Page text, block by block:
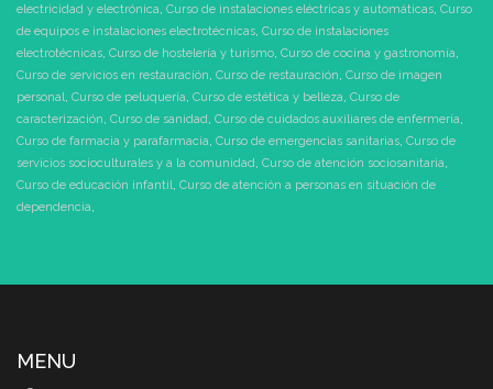
electricidad y electrónica, Curso de instalaciones eléctricas y automáticas, Curso
de equipos e instalaciones electrotécnicas, Curso de instalaciones
electrotécnicas, Curso de hostelería y turismo, Curso de cocina y gastronomía,
Curso de servicios en restauración, Curso de restauración, Curso de imagen
personal, Curso de peluquería, Curso de estética y belleza, Curso de
caracterización, Curso de sanidad, Curso de cuidados auxiliares de enfermería,
Curso de farmacia y parafarmacia, Curso de emergencias sanitarias, Curso de
servicios socioculturales y a la comunidad, Curso de atención sociosanitaria,
Curso de educación infantil, Curso de atención a personas en situación de
dependencia,
MENU